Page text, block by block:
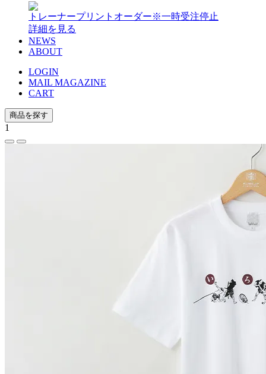
トレーナープリントオーダー※一時受注停止
詳細を見る
NEWS
ABOUT
LOGIN
MAIL MAGAZINE
CART
商品を探す
1